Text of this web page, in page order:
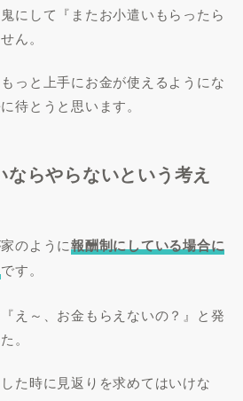
にして『またお小遣いもらったら
ん。
っと上手にお金が使えるようにな
待とうと思います。
らやらないという考え
のように報酬制にしている場合に
です。
え～、お金もらえないの？』と発
。
た時に見返りを求めてはいけな